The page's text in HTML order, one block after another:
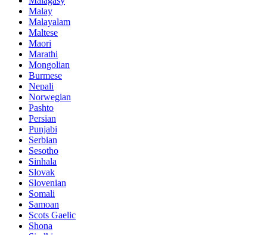
Malay
Malayalam
Maltese
Maori
Marathi
Mongolian
Burmese
Nepali
Norwegian
Pashto
Persian
Punjabi
Serbian
Sesotho
Sinhala
Slovak
Slovenian
Somali
Samoan
Scots Gaelic
Shona